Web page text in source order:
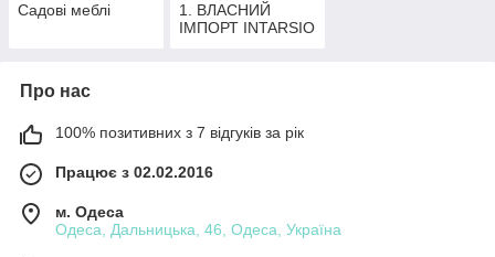
Садові меблі
1. ВЛАСНИЙ
ІМПОРТ INTARSIO
Про нас
100% позитивних з 7 відгуків за рік
Працює з 02.02.2016
м. Одеса
Одеса, Дальницька, 46, Одеса, Україна